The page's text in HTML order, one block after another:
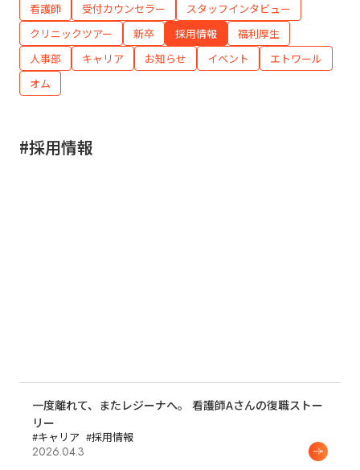
看護師 受付カウンセラー
スタッフインタビュー
クリニックツアー
新卒 採用情報
福利厚生
人事部
キャリア お知らせ イベント
エトワール
オム
#採用情報
一度離れて、またレジーナへ。 看護師Aさんの復職ストー
リー
#キャリア #採用情報
2026.04.3